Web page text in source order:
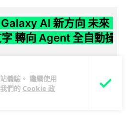
體驗。 繼續使用
們的 Cookie 政
AI 新方向 未來
轉向 Agent 全自動操
體驗辦公室主管兼副總裁 Jay Kim
邁向全自動化 Agent...
閱讀全